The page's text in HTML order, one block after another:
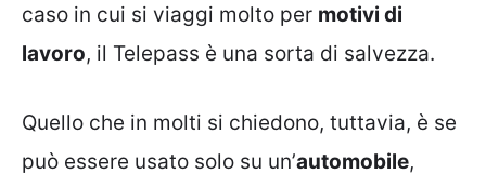
caso in cui si viaggi molto per motivi di
lavoro, il Telepass è una sorta di salvezza.
Quello che in molti si chiedono, tuttavia, è se
può essere usato solo su un’automobile,